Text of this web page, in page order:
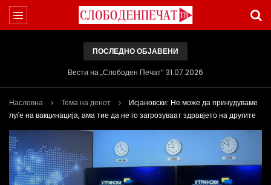
ПОСЛЕДНО ОБЈАВЕНИ
Вести на „Слободен Печат“ 31.07.2026
Насловна Тема на денот
Исјановски: Не може да принудуваме
луѓе на вакцинација, ама тие да не го загрозуваат здравјето на другите